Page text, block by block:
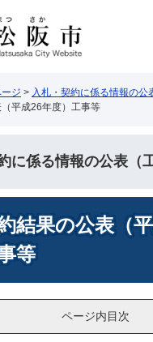
ージ > 入札・契約に係る情報の公
平成26年度）工事等
に係る情報の公表（
結果の公表（
等
ページ内目次